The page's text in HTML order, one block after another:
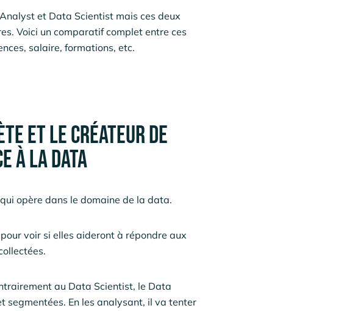
et Data Scientist mais ces deux
Voici un comparatif complet entre ces
salaire, formations, etc.
et le créateur de
à la Data
opère dans le domaine de la data.
voir si elles aideront à répondre aux
au Data Scientist, le Data
En les analysant, il va tenter